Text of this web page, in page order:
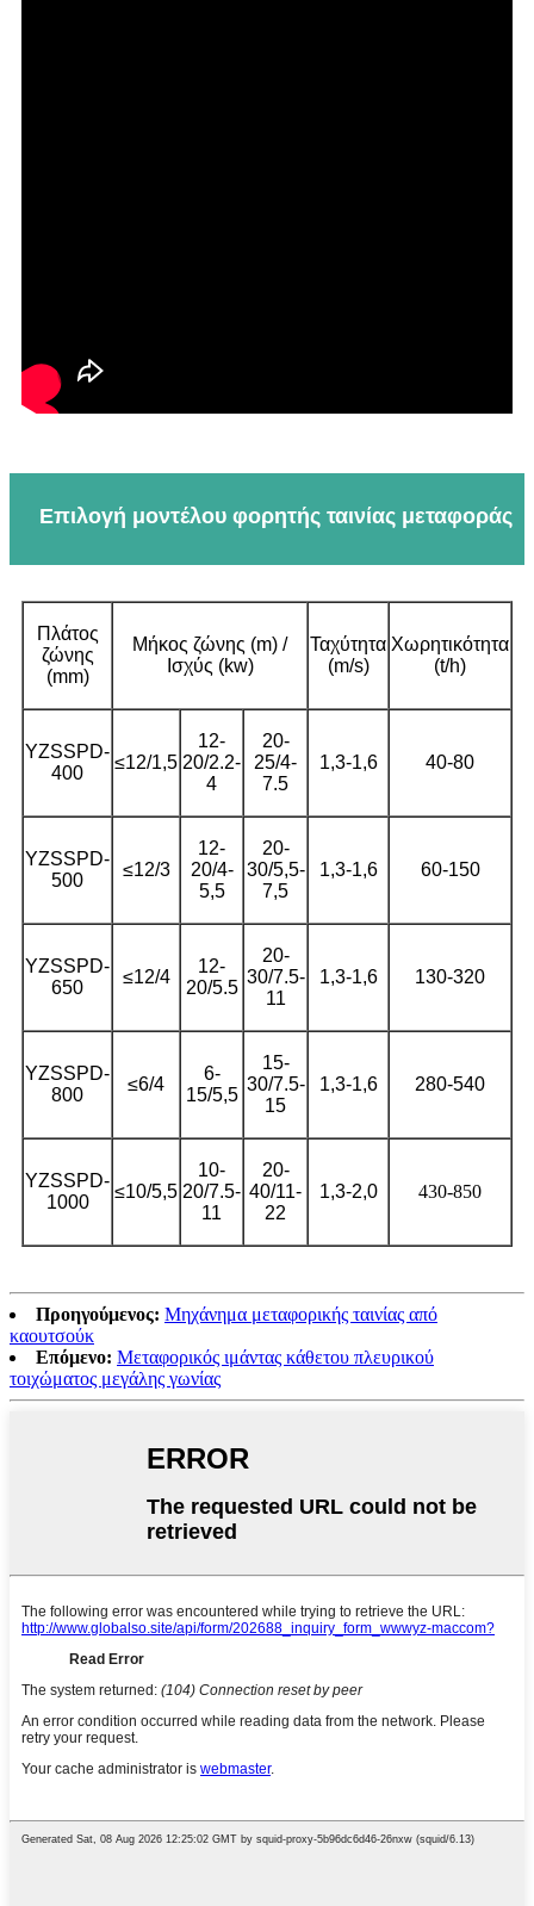
Επιλογή μοντέλου φορητής ταινίας μεταφοράς
Πλάτος
ζώνης
(mm)
Μήκος ζώνης (m) /
Ισχύς (kw)
Ταχύτητα
(m/s)
Χωρητικότητα
(t/h)
YZSSPD-
400
≤12/1,5
12-
20/2.2-
4
20-
25/4-
7.5
1,3-1,6 40-80
YZSSPD-
500
≤12/3
12-
20/4-
5,5
20-
30/5,5-
7,5
1,3-1,6 60-150
YZSSPD-
650
≤12/4
12-
20/5.5
20-
30/7.5-
11
1,3-1,6 130-320
YZSSPD-
800
≤6/4
6-
15/5,5
15-
30/7.5-
15
1,3-1,6 280-540
YZSSPD-
1000
≤10/5,5
10-
20/7.5-
11
20-
40/11-
22
1,3-2,0 430-850
Προηγούμενος: Μηχάνημα μεταφορικής ταινίας από
καουτσούκ
Επόμενο: Μεταφορικός ιμάντας κάθετου πλευρικού
τοιχώματος μεγάλης γωνίας